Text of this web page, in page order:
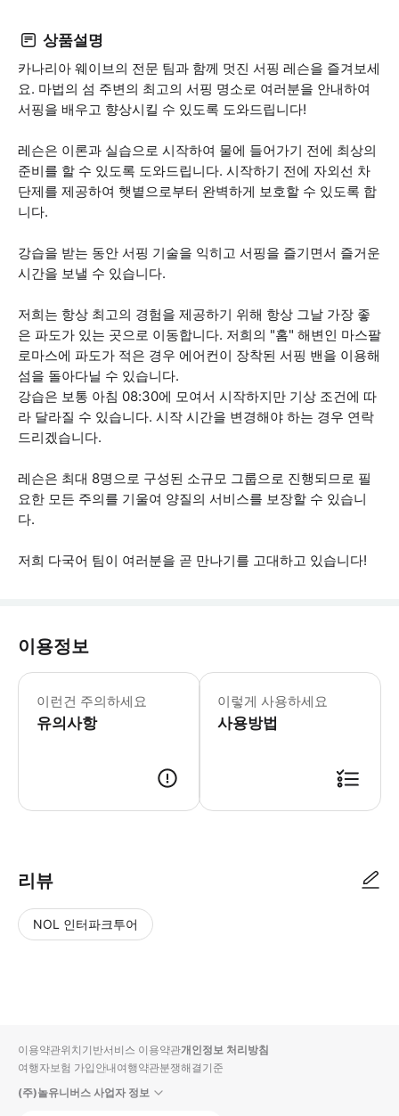
상품설명
카나리아 웨이브의 전문 팀과 함께 멋진 서핑 레슨을 즐겨보세
요. 마법의 섬 주변의 최고의 서핑 명소로 여러분을 안내하여
서핑을 배우고 향상시킬 수 있도록 도와드립니다!
레슨은 이론과 실습으로 시작하여 물에 들어가기 전에 최상의
준비를 할 수 있도록 도와드립니다. 시작하기 전에 자외선 차
단제를 제공하여 햇볕으로부터 완벽하게 보호할 수 있도록 합
니다.
강습을 받는 동안 서핑 기술을 익히고 서핑을 즐기면서 즐거운
시간을 보낼 수 있습니다.
저희는 항상 최고의 경험을 제공하기 위해 항상 그날 가장 좋
은 파도가 있는 곳으로 이동합니다. 저희의 "홈" 해변인 마스팔
로마스에 파도가 적은 경우 에어컨이 장착된 서핑 밴을 이용해
섬을 돌아다닐 수 있습니다.
강습은 보통 아침 08:30에 모여서 시작하지만 기상 조건에 따
라 달라질 수 있습니다. 시작 시간을 변경해야 하는 경우 연락
드리겠습니다.
레슨은 최대 8명으로 구성된 소규모 그룹으로 진행되므로 필
요한 모든 주의를 기울여 양질의 서비스를 보장할 수 있습니
다.
저희 다국어 팀이 여러분을 곧 만나기를 고대하고 있습니다!
이용정보
이런건 주의하세요
유의사항
- 이 활동은 보통 등대 옆의 멜로네라
이렇게 사용하세요
사용방법
리뷰
NOL 인터파크투어
입니
다.
순
상
이용약관위치기반서비스 이용약관개인정보 처리방침
여행자보험 가입안내여행약관분쟁해결기준
(주)놀유니버스 사업자 정보